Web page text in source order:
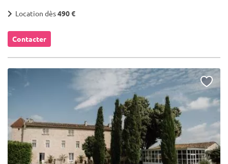
Location dès490 €
Contacter